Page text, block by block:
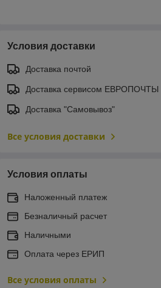
Условия доставки
Доставка почтой
Доставка сервисом ЕВРОПОЧТЫ
Доставка "Самовывоз"
Все условия доставки
Условия оплаты
Наложенный платеж
Безналичный расчет
Наличными
Оплата через ЕРИП
Все условия оплаты